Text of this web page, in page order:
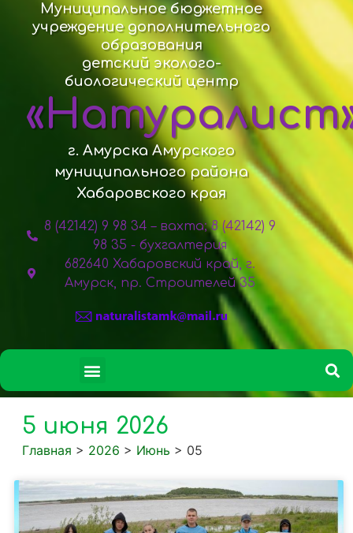
Муниципальное бюджетное
учреждение дополнительного
образования
детский эколого-
биологический центр
г. Амурска Амурского
муниципального района
Хабаровского края
8 (42142) 9 98 34 – вахта; 8 (42142) 9
98 35 - бухгалтерия
682640 Хабаровский край, г.
Амурск, пр. Строителей 35
5 июня 2026
Главная > 2026 > Июнь > 05